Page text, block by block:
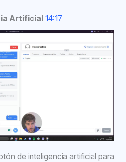
Artificial 14:17
de inteligencia artificial para